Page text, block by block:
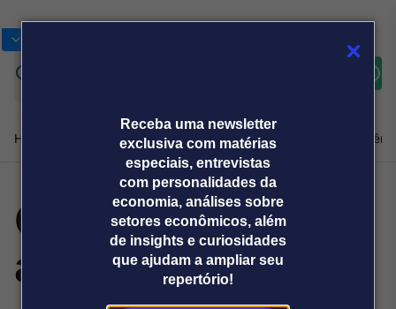
Receba uma newsletter
exclusiva com matérias
especiais, entrevistas
com personalidades da
economia, análises sobre
setores econômicos, além
de insights e curiosidades
que ajudam a ampliar seu
repertório!
Home Produtos e soluçõesNotíciasBlogWeekend
Plataformas
Broadcast
Broadcast+
O mercado
financeiro em
Sobre nós Releases Broadcast
Prêmio Broadcast
Analistas
Prêmio Broadcast
Empresas
Agências de
comunicação
Releases
Os advogados e
as estrelas